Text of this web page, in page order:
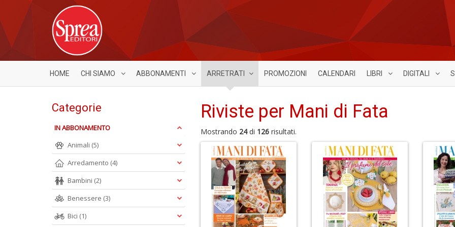
HOME CHI SIAMO ABBONAMENTI ARRETRATI PROMOZIONI CALENDARI LIBRI DIGITALI
Riviste per Mani di Fata
Mostrando 24di 126risultati.
Categorie
IN ABBONAMENTO
Animali (5)
Arredamento (4)
Bambini (2)
Benessere (3)
Bici (1)